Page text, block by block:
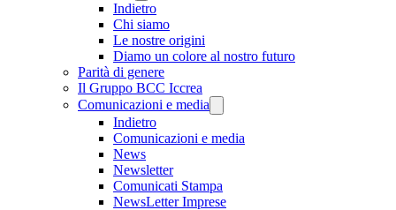
Indietro
Chi siamo
Le nostre origini
Diamo un colore al nostro futuro
Parità di genere
Il Gruppo BCC Iccrea
Comunicazioni e media
Indietro
Comunicazioni e media
News
Newsletter
Comunicati Stampa
NewsLetter Imprese